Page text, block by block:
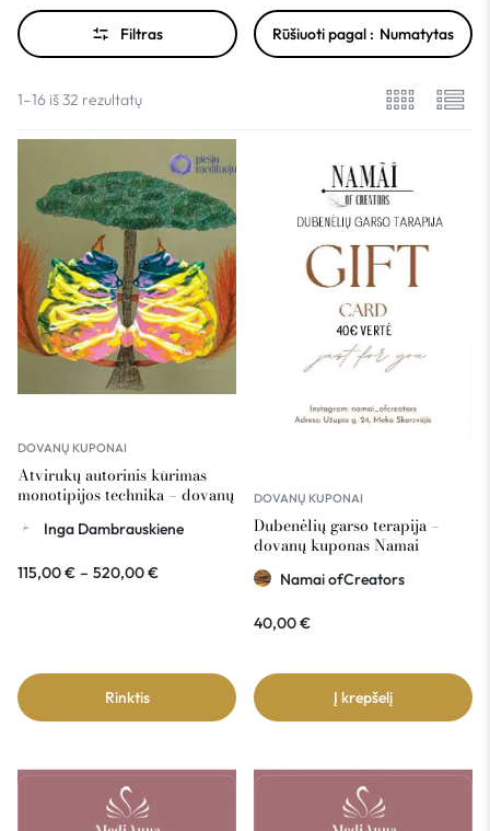
Filtras Rūšiuoti pagal : Numatytas
1–16 iš 32 rezultatų
DOVANŲ KUPONAI
Atvirukų autorinis kūrimas
monotipijos technika – dovanų
Inga Dambrauskiene
115,00€ – 520,00€
Rinktis
DOVANŲ KUPONAI
Dubenėlių garso terapija –
dovanų kuponas Namai
ofCreators 40€ vertė
Namai ofCreators
40,00€
Į krepšelį